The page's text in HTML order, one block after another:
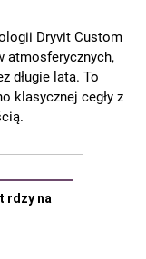
Dryvit Custom
atmosferycznych,
długie lata. To
klasycznej cegły z